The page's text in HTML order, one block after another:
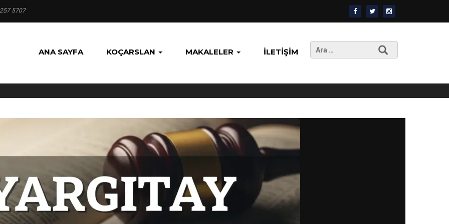
5707
ANA SAYFA KOÇARSLAN MAKALELER İLETIŞIM
Arama: